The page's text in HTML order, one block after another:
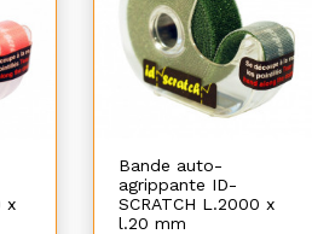
x
Bande auto-
agrippante ID-
SCRATCH L.2000 x
l.20 mm